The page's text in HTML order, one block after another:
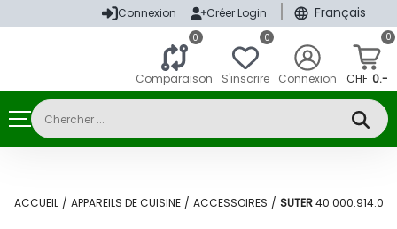
Connexion Créer Login Français
0
Comparaison
0
S'inscrire Connexion
0
CHF 0.-
ACCUEIL / APPAREILS DE CUISINE / ACCESSOIRES / SUTER40.000.914.00